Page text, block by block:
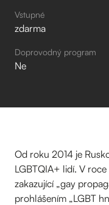
Vstupné
zdarma
Doprovodný program
Ne
Od roku 2014 je
LGBTQIA+ lidí. V
zakazující „gay
prohlášením „LGBT